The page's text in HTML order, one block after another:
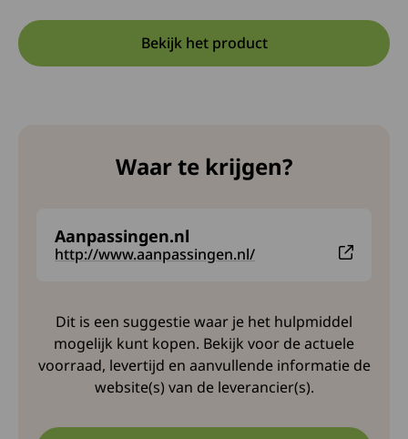
Bekijk het product
Opent in een nieuwe tab:
Deze link opent in een nieuw
Waar te krijgen?
Aanpassingen.nl
http://www.aanpassingen.nl/
Deze link leidt naar een externe website en opent
Dit is een suggestie waar je het hulpmiddel
mogelijk kunt kopen. Bekijk voor de actuele
voorraad, levertijd en aanvullende informatie de
website(s) van de leverancier(s).